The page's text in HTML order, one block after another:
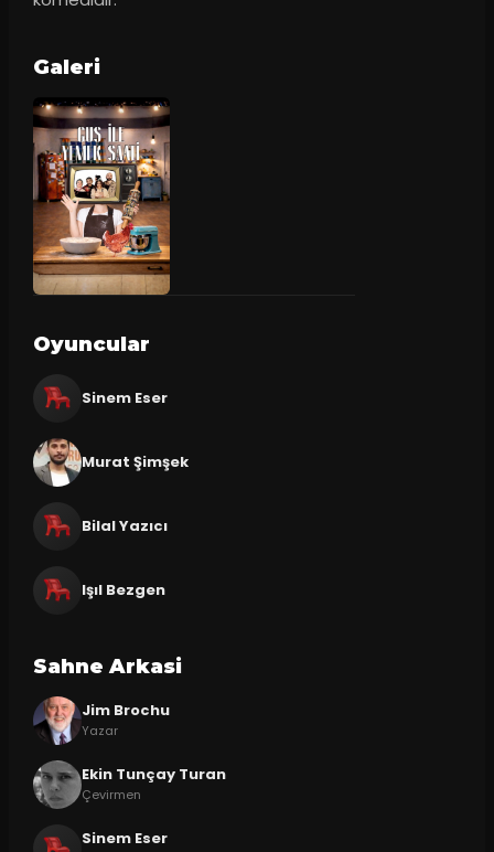
Galeri
Oyuncular
Sinem Eser
Murat Şimşek
Bilal Yazıcı
Işıl Bezgen
Sahne Arkasi
Jim Brochu
Yazar
Ekin Tunçay Turan
Çevirmen
Sinem Eser